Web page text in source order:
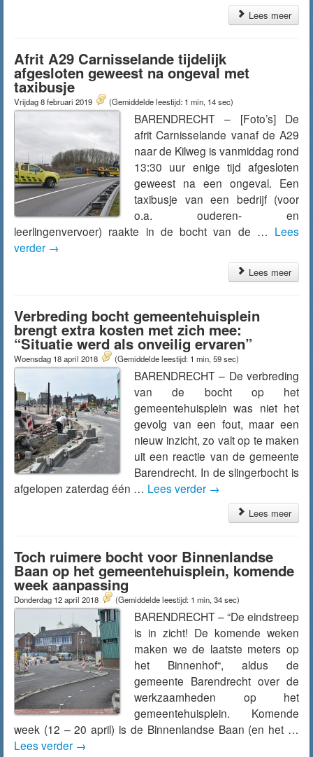
Lees meer
Afrit A29 Carnisselande tijdelijk
afgesloten geweest na ongeval met
taxibusje
Vrijdag 8 februari 2019 (Gemiddelde leestijd: 1 min, 14 sec)
BARENDRECHT – [Foto’s] De
afrit Carnisselande vanaf de A29
naar de Kilweg is vanmiddag rond
13:30 uur enige tijd afgesloten
geweest na een ongeval. Een
taxibusje van een bedrijf (voor
o.a. ouderen- en
leerlingenvervoer) raakte in de bocht van de … Lees
verder →
Lees meer
Verbreding bocht gemeentehuisplein
brengt extra kosten met zich mee:
“Situatie werd als onveilig ervaren”
Woensdag 18 april 2018 (Gemiddelde leestijd: 1 min, 59 sec)
BARENDRECHT – De verbreding
van de bocht op het
gemeentehuisplein was niet het
gevolg van een fout, maar een
nieuw inzicht, zo valt op te maken
uit een reactie van de gemeente
Barendrecht. In de slingerbocht is
afgelopen zaterdag één … Lees verder →
Lees meer
Toch ruimere bocht voor Binnenlandse
Baan op het gemeentehuisplein, komende
week aanpassing
Donderdag 12 april 2018 (Gemiddelde leestijd: 1 min, 34 sec)
BARENDRECHT – “De eindstreep
is in zicht! De komende weken
maken we de laatste meters op
het Binnenhof“, aldus de
gemeente Barendrecht over de
werkzaamheden op het
gemeentehuisplein. Komende
week (12 – 20 april) is de Binnenlandse Baan (en het …
Lees verder →